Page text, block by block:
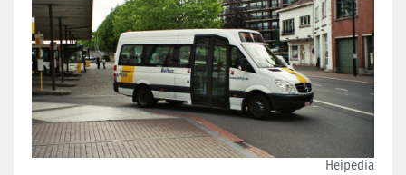
Heipedia